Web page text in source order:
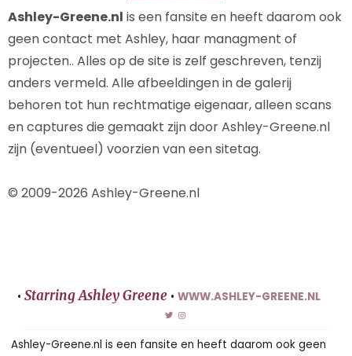
Ashley-Greene.nl is een fansite en heeft daarom ook
geen contact met Ashley, haar managment of
projecten.. Alles op de site is zelf geschreven, tenzij
anders vermeld. Alle afbeeldingen in de galerij
behoren tot hun rechtmatige eigenaar, alleen scans
en captures die gemaakt zijn door Ashley-Greene.nl
zijn (eventueel) voorzien van een sitetag.
© 2009-2026 Ashley-Greene.nl
• Starring Ashley Greene • WWW.ASHLEY-GREENE.NL
Ashley-Greene.nl is een fansite en heeft daarom ook geen